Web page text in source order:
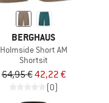
BERGHAUS
Holmside Short AM
Shortsit
64,95 €42,22 €
(0)